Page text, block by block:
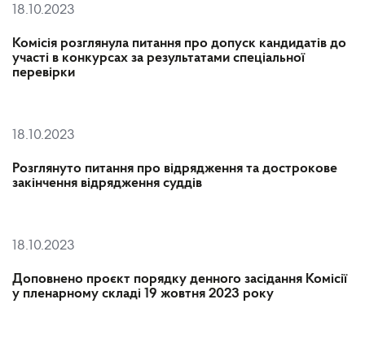
18.10.2023
Комісія розглянула питання про допуск кандидатів до
участі в конкурсах за результатами спеціальної
перевірки
18.10.2023
Розглянуто питання про відрядження та дострокове
закінчення відрядження суддів
18.10.2023
Доповнено проєкт порядку денного засідання Комісії
у пленарному складі 19 жовтня 2023 року